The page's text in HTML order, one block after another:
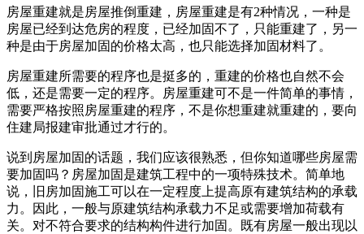
房屋重建就是房屋推倒重建，房屋重建是有2种情况，一种是
房屋已经到达危房的程度，已经加固不了，只能重建了，另一
种是由于房屋加固的价格太高，也只能选择加固材料了。
房屋重建所需要的程序也是挺多的，重建的价格也自然不会
低，还是需要一定的程序。房屋重建可不是一件简单的事情，
需要严格按照房屋重建的程序，不是你想重建就重建的，要向
住建局报建审批通过才行的。
说到房屋加固的话题，我们应该很熟悉，但你知道哪些房屋需
要加固吗？房屋加固是建筑工程中的一项特殊技术。简单地
说，旧房加固施工可以在一定程度上提高原有建筑结构的承载
力。因此，一般与原建筑结构承载力不足或需要增加荷载有
关。对不符合要求的结构构件进行加固。既有房屋一般出现以